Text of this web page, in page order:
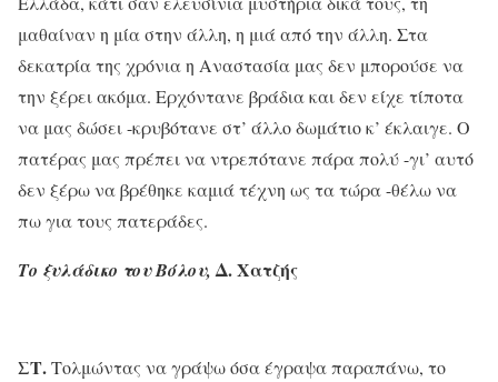
μαθαίναν η μία στην άλλη, η μιά από την άλλη. Στα
δεκατρία της χρόνια η Αναστασία μας δεν μπορούσε να
την ξέρει ακόμα. Ερχόντανε βράδια και δεν είχε τίποτα
να μας δώσει -κρυβότανε στ’ άλλο δωμάτιο κ’ έκλαιγε. Ο
πατέρας μας πρέπει να ντρεπότανε πάρα πολύ -γι’ αυτό
δεν ξέρω να βρέθηκε καμιά τέχνη ως τα τώρα -θέλω να
πω για τους πατεράδες.
Το ξυλάδικο του Βόλου,Δ. Χατζής
ΣΤ.Τολμώντας να γράψω όσα έγραψα παραπάνω, το